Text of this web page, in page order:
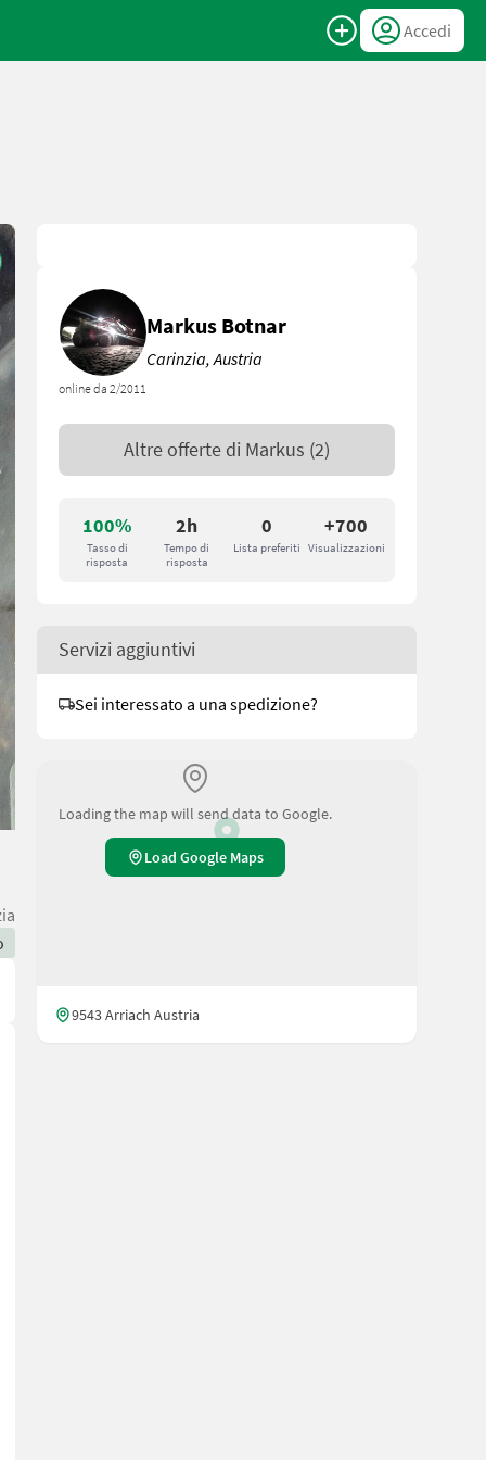
Accedi
100%
Tasso di
risposta
2h
Tempo di
risposta
0
Lista preferiti
+700
Visualizzazioni
online da 2/2011
Markus Botnar
Carinzia, Austria
Altre offerte di Markus (2)
Servizi aggiuntivi
Sei interessato a una spedizione?
Loading the map will send data to Google.
Load Google Maps
9543 Arriach Austria